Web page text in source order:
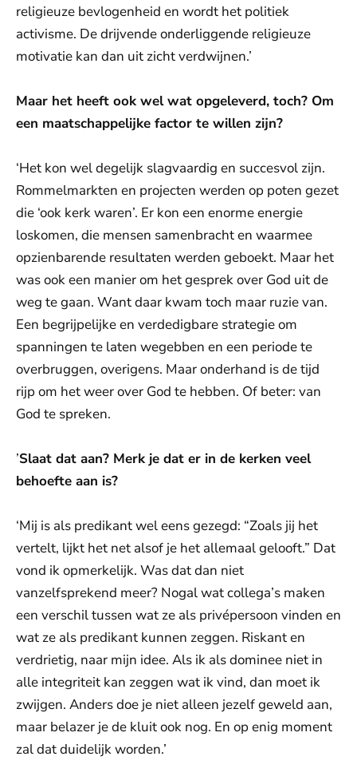
religieuze bevlogenheid en wordt het politiek
activisme. De drijvende onderliggende religieuze
motivatie kan dan uit zicht verdwijnen.’
Maar het heeft ook wel wat opgeleverd, toch? Om
een maatschappelijke factor te willen zijn?
‘Het kon wel degelijk slagvaardig en succesvol zijn.
Rommelmarkten en projecten werden op poten gezet
die ‘ook kerk waren’. Er kon een enorme energie
loskomen, die mensen samenbracht en waarmee
opzienbarende resultaten werden geboekt. Maar het
was ook een manier om het gesprek over God uit de
weg te gaan. Want daar kwam toch maar ruzie van.
Een begrijpelijke en verdedigbare strategie om
spanningen te laten wegebben en een periode te
overbruggen, overigens. Maar onderhand is de tijd
rijp om het weer over God te hebben. Of beter: van
God te spreken.
’Slaat dat aan? Merk je dat er in de kerken veel
behoefte aan is?
‘Mij is als predikant wel eens gezegd: “Zoals jij het
vertelt, lijkt het net alsof je het allemaal gelooft.” Dat
vond ik opmerkelijk. Was dat dan niet
vanzelfsprekend meer? Nogal wat collega’s maken
een verschil tussen wat ze als privépersoon vinden en
wat ze als predikant kunnen zeggen. Riskant en
verdrietig, naar mijn idee. Als ik als dominee niet in
alle integriteit kan zeggen wat ik vind, dan moet ik
zwijgen. Anders doe je niet alleen jezelf geweld aan,
maar belazer je de kluit ook nog. En op enig moment
zal dat duidelijk worden.’